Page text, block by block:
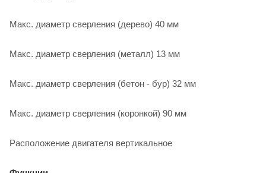
Макс. диаметр сверления (дерево) 40 мм
Макс. диаметр сверления (металл) 13 мм
Макс. диаметр сверления (бетон - бур) 32 мм
Макс. диаметр сверления (коронкой) 90 мм
Расположение двигателя вертикальное